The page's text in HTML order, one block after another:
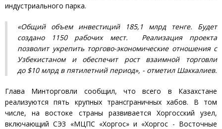
индустриального парка.
«Общий объем инвестиций 185,1 млрд тенге. Будет
создано 1150 рабочих мест. Реализация проекта
позволит укрепить торгово-экономические отношения с
Узбекистаном и обеспечит рост взаимной торговли
до $10 млрд в пятилетний период», - отметил Шаккалиев.
Глава Минторговли сообщил, что всего в Казахстане
реализуются пять крупных трансграничных хабов. В том
числе, на востоке страны развивается Хоргосский узел,
включающий СЭЗ «МЦПС «Хоргос» и «Хоргос - Восточные